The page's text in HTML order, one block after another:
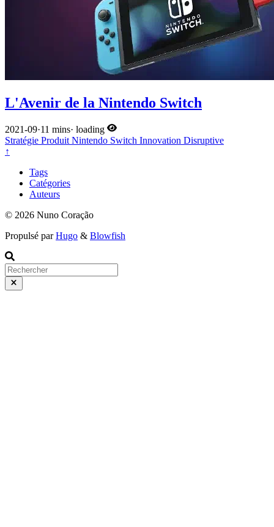
L'Avenir de la Nintendo Switch
2021-09·11 mins· loading
Stratégie ProduitNintendo Switch Innovation Disruptive
↑
Tags
Catégories
Auteurs
© 2026 Nuno Coração
Propulsé parHugo & Blowfish